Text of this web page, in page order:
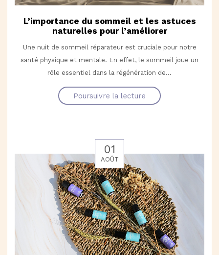
L’importance du sommeil et les astuces
naturelles pour l’améliorer
Une nuit de sommeil réparateur est cruciale pour notre
santé physique et mentale. En effet, le sommeil joue un
rôle essentiel dans la régénération de...
Poursuivre la lecture
01
AOÛT